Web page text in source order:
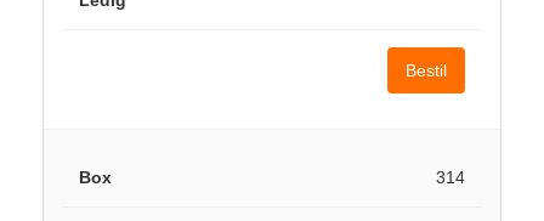
Bestil
314